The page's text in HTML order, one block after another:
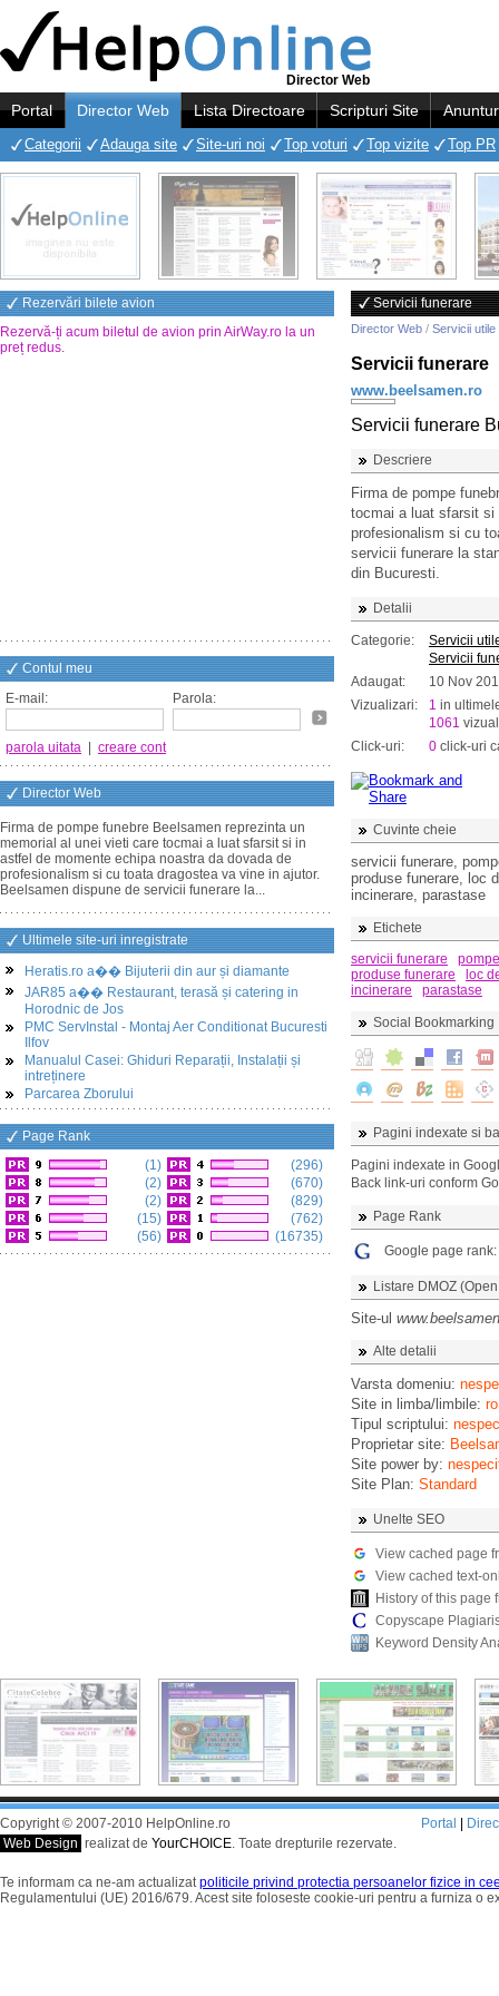
Director Web
Portal Director Web Lista Directoare Scripturi Site
Categorii Adauga site Site-uri noi Top voturi Top vizite Top PR
Rezervări bilete avion
Rezervă-ți acum biletul de avion prin AirWay.ro la un
preț redus.
Contul meu
E-mail:
Parola:
parola uitata creare cont
Director Web
Firma de pompe funebre Beelsamen reprezinta un
memorial al unei vieti care tocmai a luat sfarsit si in
astfel de momente echipa noastra da dovada de
profesionalism si cu toata dragostea va vine in ajutor.
Beelsamen dispune de servicii funerare la...
Ultimele site-uri inregistrate
Heratis.ro a�� Bijuterii din aur și diamante
JAR85 a�� Restaurant, terasă și catering in
Horodnic de Jos
PMC ServInstal - Montaj Aer Conditionat Bucuresti
Ilfov
Manualul Casei: Ghiduri Reparații, Instalații și
intreținere
Parcarea Zborului
Page Rank
(1)
(2)
(2)
(15)
(56)
(296)
(670)
(829)
(762)
(16735)
Servicii funerare
Director Web / Servicii utile
Servicii funerare
www.beelsamen.ro
Servicii funerare
Descriere
Firma de pompe
tocmai a luat sfarsit si
profesionalism si cu
servicii funerare la
din Bucuresti.
Detalii
Categorie:
Servicii
Servicii
Adaugat:
10 Nov
Vizualizari:
1 in
1061
Click-uri:
0 click-uri
Cuvinte cheie
servicii funerare,
produse funerare, loc
incinerare, parastase
Etichete
servicii funerare
produse funerare
loc
incinerare
parastase
Social Bookmarking
Pagini indexate si
Pagini indexate in
Back link-uri conform
Page Rank
Google page rank:
Listare DMOZ
Site-ul
Alte detalii
Varsta domeniu:
Site in limba/limbile: ro
Tipul scriptului:
Proprietar site:
Site power by:
Site Plan: Standard
Unelte SEO
View cached page
View cached text-
History of this page
Copyscape
Keyword Density
Copyright © 2007-2010 HelpOnline.ro
Web Design realizat de YourCHOICE. Toate drepturile rezervate.
Portal
Te informam ca ne-am actualizatpoliticile privind protectia persoanelor fizice in
Regulamentului (UE) 2016/679. Acest site foloseste cookie-uri pentru a furniza o